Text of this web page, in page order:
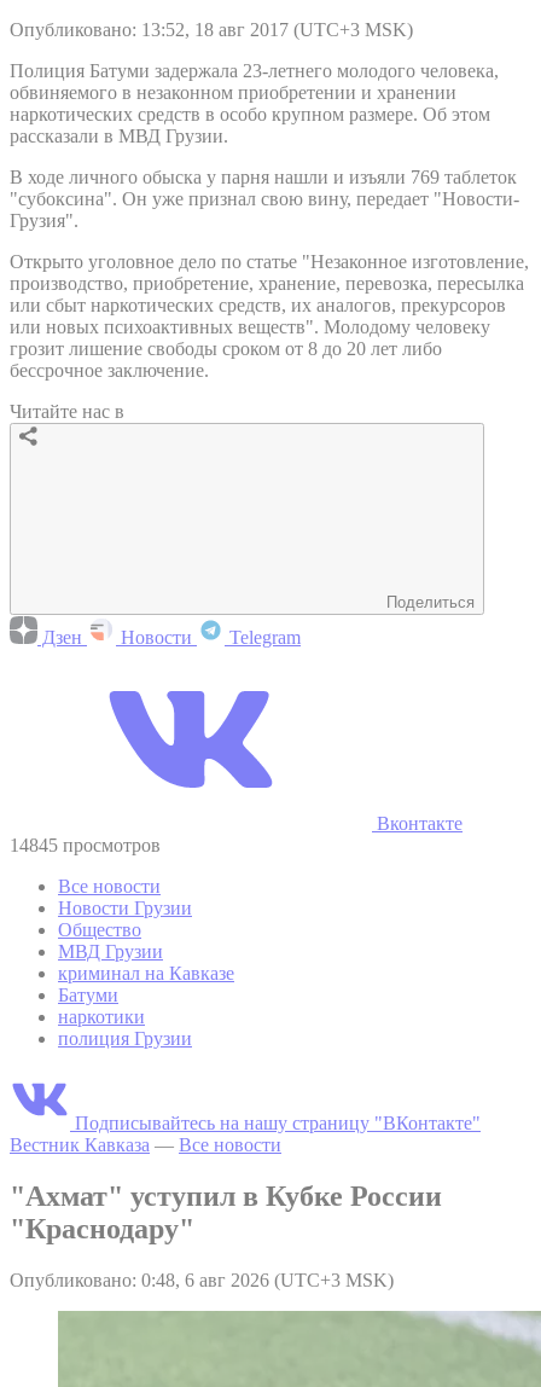
Опубликовано: 13:52, 18 авг 2017 (UTC+3 MSK)
Полиция Батуми задержала 23-летнего молодого человека,
обвиняемого в незаконном приобретении и хранении
наркотических средств в особо крупном размере. Об этом
рассказали в МВД Грузии.
В ходе личного обыска у парня нашли и изъяли 769 таблеток
"субоксина". Он уже признал свою вину, передает "Новости-
Грузия".
Открыто уголовное дело по статье "Незаконное изготовление,
производство, приобретение, хранение, перевозка, пересылка
или сбыт наркотических средств, их аналогов, прекурсоров
или новых психоактивных веществ". Молодому человеку
грозит лишение свободы сроком от 8 до 20 лет либо
бессрочное заключение.
Читайте нас в
Поделиться
Дзен Новости Telegram
Вконтакте
14845 просмотров
Все новости
Новости Грузии
Общество
МВД Грузии
криминал на Кавказе
Батуми
наркотики
полиция Грузии
Подписывайтесь на нашу страницу "ВКонтакте"
Вестник Кавказа — Все новости
"Ахмат" уступил в Кубке России
"Краснодару"
Опубликовано: 0:48, 6 авг 2026 (UTC+3 MSK)